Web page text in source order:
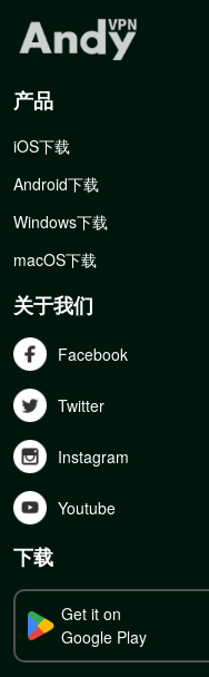
产品
iOS下载
Android下载
Windows下载
macOS下载
关于我们
Facebook
Twitter
Instagram
Youtube
下载
Get it on
Google Play